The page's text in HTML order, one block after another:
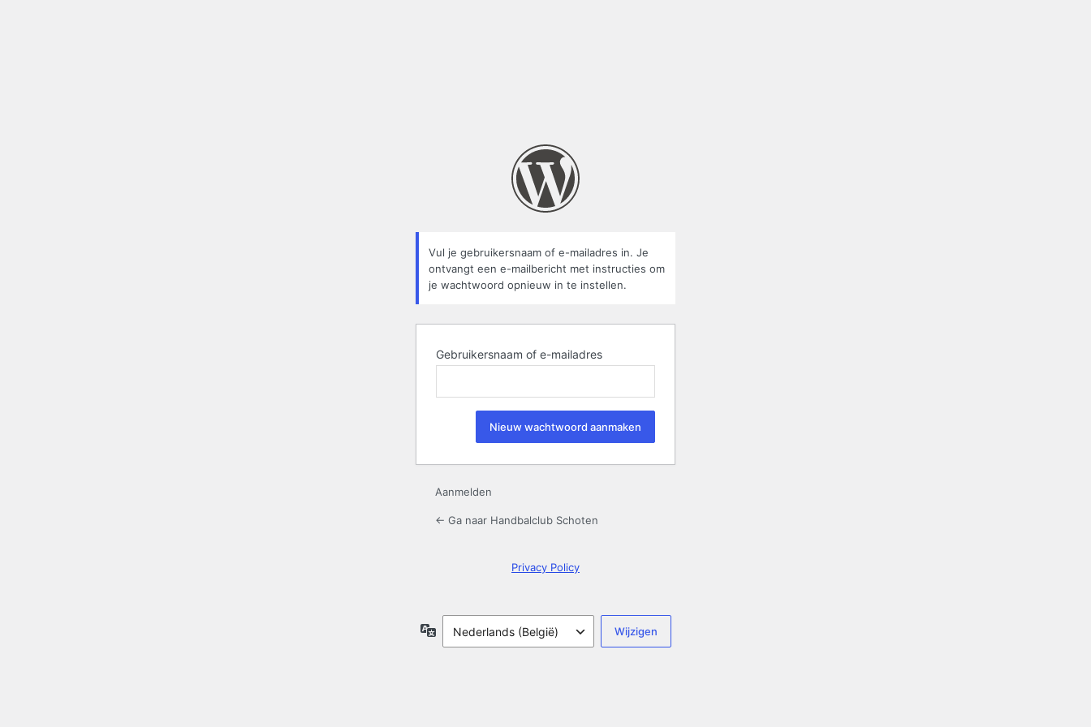
Wachtwoord
kwijt
Vul je gebruikersnaam of e-mailadres in. Je
ontvangt een e-mailbericht met instructies om
je wachtwoord opnieuw in te instellen.
Gebruikersnaam of e-mailadres
Aanmelden
← Ga naar Handbalclub Schoten
Privacy Policy
Taal